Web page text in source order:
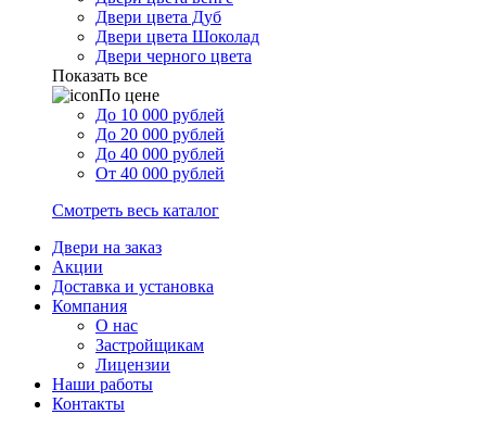
Двери цвета Дуб
Двери цвета Шоколад
Двери черного цвета
Показать все
По цене
До 10 000 рублей
До 20 000 рублей
До 40 000 рублей
От 40 000 рублей
Смотреть весь каталог
Двери на заказ
Акции
Доставка и установка
Компания
О нас
Застройщикам
Лицензии
Наши работы
Контакты